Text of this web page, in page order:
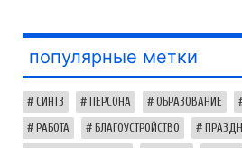
популярные метки
СИНТЗ ПЕРСОНА ОБРАЗОВАНИЕ
РАБОТА БЛАГОУСТРОЙСТВО